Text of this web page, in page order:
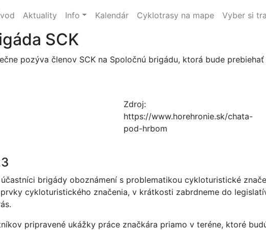
Aktuality Info Kalendár Cyklotrasy na mape Vyber si
SCK
pozýva členov SCK na Spoločnú brigádu, ktorá bude
Zdroj:
https://www.horehronie.sk/chata-
pod-hrbom
brigády oboznámení s problematikou cykloturistické
cykloturistického značenia, v krátkosti zabrdneme do
pripravené ukážky práce značkára priamo v teréne, ktoré